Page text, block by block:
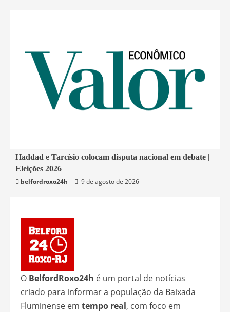
1 min read
Economia
Haddad e Tarcísio colocam disputa nacional em debate |
Eleições 2026
belfordroxo24h
9 de agosto de 2026
O BelfordRoxo24h é um portal de notícias
criado para informar a população da Baixada
Fluminense em tempo real, com foco em